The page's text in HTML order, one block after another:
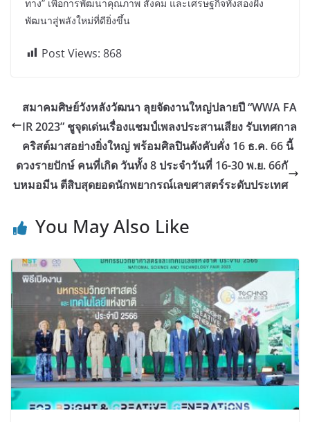
ทาง” เพื่อการพัฒนาคุณภาพ สังคม และเศรษฐกิจทั้งสองฝั่ง
พัฒนาสู่พลังใหม่ที่ดียิ่งขึ้น
Post Views: 868
สมาคมศิษย์วังหลังวัฒนา ลุยจัดงานใหญ่ปลายปี “WWA FA
IR 2023” ชูจุดเด่นเรื่องแชมป์เพลงประสานเสียง รับเทศกาล
คริสต์มาสอย่างยิ่งใหญ่ พร้อมศิลปินดังคับคั่ง 16 ธ.ค. 66 นี้
ดวงรายปักษ์ คนที่เกิด วันทั้ง 8 ประจำวันที่ 16-30 พ.ย. 66กั
บหมอมีน ตีสิบสุดยอดนักพยากรณ์เลขศาสตร์ระดับประเทศ
You May Also Like